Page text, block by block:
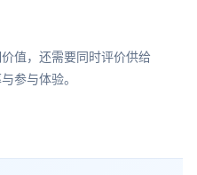
值，还需要同时评价供给
参与体验。